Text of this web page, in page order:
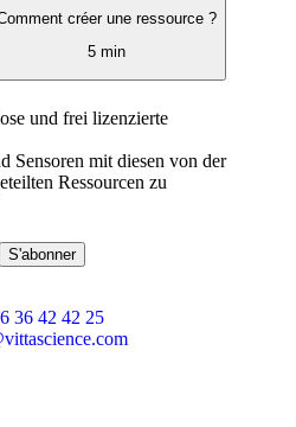
créer une ressource ?
5 min
und frei lizenzierte
Sensoren mit diesen von der
Ressourcen zu
S'abonner
36 42 42 25